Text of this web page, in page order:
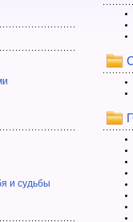
и судьбы